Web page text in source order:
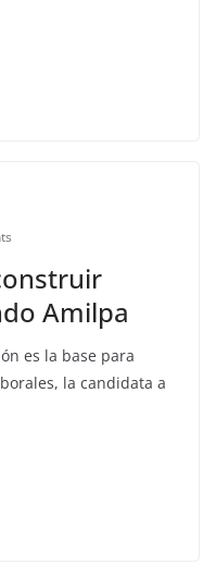
Amilpa
es la base para
la candidata a